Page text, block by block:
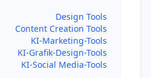
Design Tools
Content Creation Tools
KI-Marketing-Tools
KI-Grafik-Design-Tools
KI-Social Media-Tools